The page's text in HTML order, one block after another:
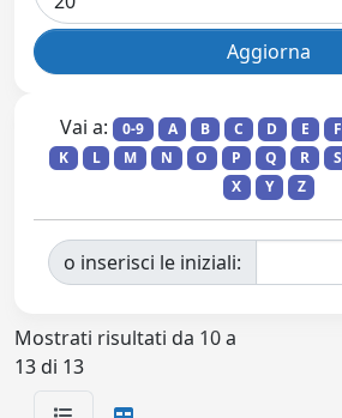
Vai a: 0-9 A B C D E F
K
L M N O P Q R S
X
Y Z
o inserisci le iniziali:
Mostrati risultati da 10 a
13 di 13